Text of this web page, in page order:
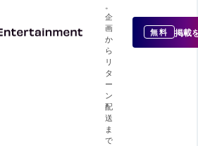
企
画
か
ら
リ
タ
ー
ン
配
送
ま
で
無料 掲載